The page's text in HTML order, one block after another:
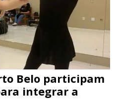
Belo participam
integrar a